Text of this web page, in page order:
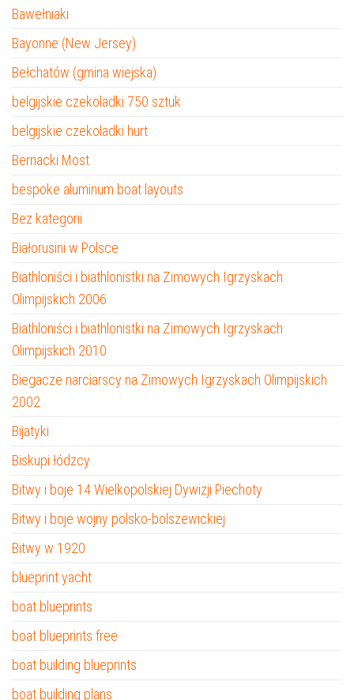
Bawełniaki
Bayonne (New Jersey)
Bełchatów (gmina wiejska)
belgijskie czekoladki 750 sztuk
belgijskie czekoladki hurt
Bernacki Most
bespoke aluminum boat layouts
Bez kategorii
Białorusini w Polsce
Biathloniści i biathlonistki na Zimowych Igrzyskach
Olimpijskich 2006
Biathloniści i biathlonistki na Zimowych Igrzyskach
Olimpijskich 2010
Biegacze narciarscy na Zimowych Igrzyskach Olimpijskich
2002
Bijatyki
Biskupi łódzcy
Bitwy i boje 14 Wielkopolskiej Dywizji Piechoty
Bitwy i boje wojny polsko-bolszewickiej
Bitwy w 1920
blueprint yacht
boat blueprints
boat blueprints free
boat building blueprints
boat building plans